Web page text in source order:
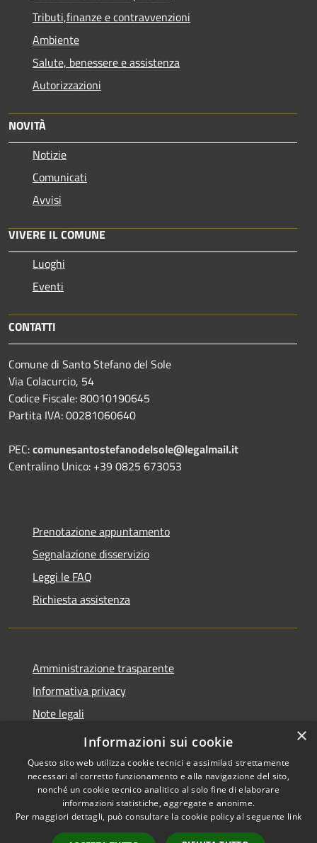
Tributi,finanze e contravvenzioni
Ambiente
Salute, benessere e assistenza
Autorizzazioni
NOVITÀ
Notizie
Comunicati
Avvisi
VIVERE IL COMUNE
Luoghi
Eventi
CONTATTI
Comune di Santo Stefano del Sole
Via Colacurcio, 54
Codice Fiscale: 80010190645
Partita IVA: 00281060640
PEC:comunesantostefanodelsole@legalmail.it
Centralino Unico: +39 0825 673053
Prenotazione appuntamento
Segnalazione disservizio
Leggi le FAQ
Richiesta assistenza
Amministrazione trasparente
Informativa privacy
Note legali
Dichiarazione di accessibilità
Accessibilità
Copyright © 2026 • Comune di
Santo Stefano del Sole •
×
Informazioni sui cookie
Questo sito web utilizza cookie tecnici e assimilati strettamente
necessari al corretto funzionamento e alla navigazione del sito,
nonché un cookie tecnico analitico al solo fine di elaborare
informazioni statistiche, aggregate e anonime.
Per maggiori dettagli, può consultare la cookie policy al seguente link